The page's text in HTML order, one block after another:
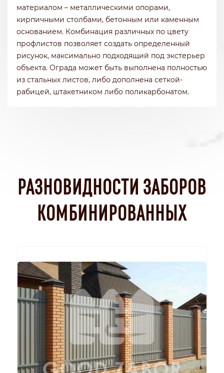
материалом – металлическими опорами,
кирпичными столбами, бетонным или каменным
основанием. Комбинация различных по цвету
профлистов позволяет создать определенный
рисунок, максимально подходящий под экстерьер
объекта. Ограда может быть выполнена полностью
из стальных листов, либо дополнена сеткой-
рабицей, штакетником либо поликарбонатом.
РАЗНОВИДНОСТИ ЗАБОРОВ
КОМБИНИРОВАННЫХ